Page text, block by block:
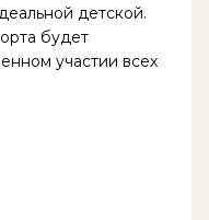
детской.
будет
участии всех